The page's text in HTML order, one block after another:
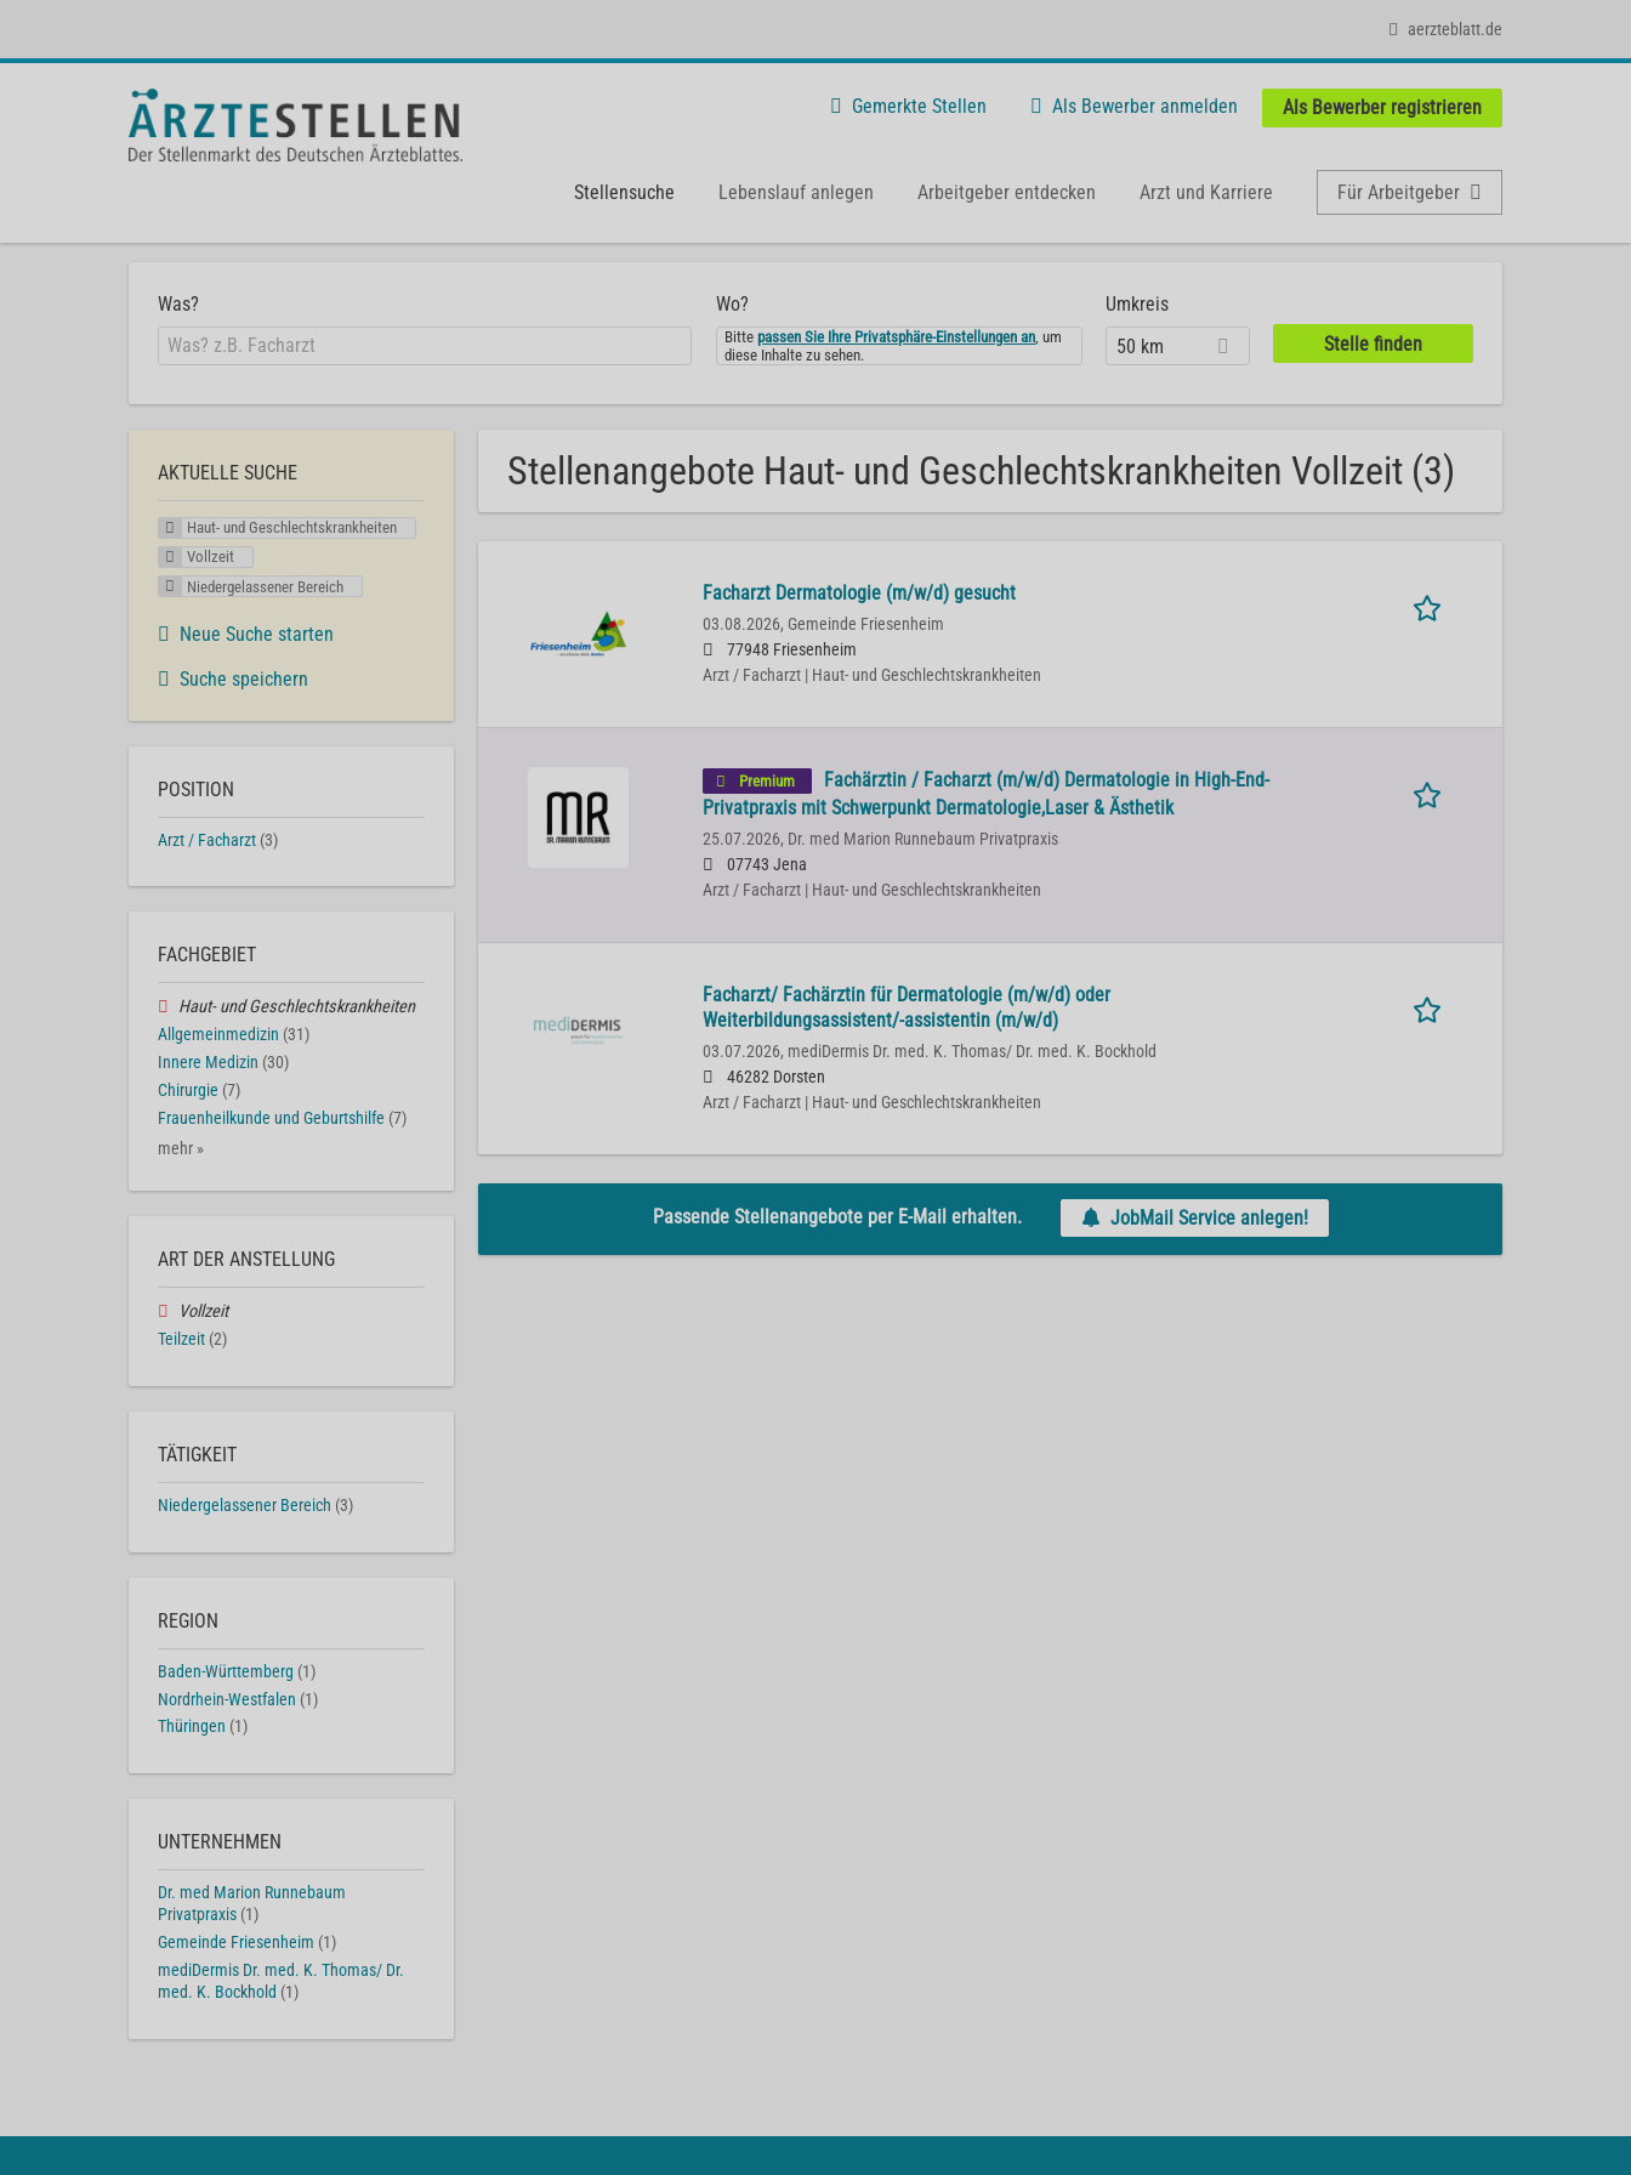
aerzteblatt.de
Gemerkte Stellen Als Bewerber anmelden Als Bewerber registrieren
Stellensuche Lebenslauf anlegen Arbeitgeber entdecken Arzt und Karriere Für Arbeitgeber
Was? Wo?
Bittepassen Sie Ihre Privatsphäre-Einstellungen an, um
diese Inhalte zu sehen.
Umkreis
50 km
Stellenangebote Haut- und Geschlechtskrankheiten Vollzeit (3)
Facharzt Dermatologie (m/w/d) gesucht
03.08.2026, Gemeinde Friesenheim
77948 Friesenheim
Arzt / Facharzt | Haut- und Geschlechtskrankheiten
Premium
Fachärztin / Facharzt (m/w/d) Dermatologie in High-End-
Privatpraxis mit Schwerpunkt Dermatologie,Laser & Ästhetik
25.07.2026, Dr. med Marion Runnebaum Privatpraxis
07743 Jena
Arzt / Facharzt | Haut- und Geschlechtskrankheiten
Facharzt/ Fachärztin für Dermatologie (m/w/d) oder
Weiterbildungsassistent/-assistentin (m/w/d)
03.07.2026, mediDermis Dr. med. K. Thomas/ Dr. med. K. Bockhold
46282 Dorsten
Arzt / Facharzt | Haut- und Geschlechtskrankheiten
Passende Stellenangebote per E-Mail erhalten. JobMail Service anlegen!
AKTUELLE SUCHE
Haut- und Geschlechtskrankheiten
Vollzeit
Niedergelassener Bereich
Neue Suche starten
Suche speichern
POSITION
Arzt / Facharzt (3)
FACHGEBIET
Haut- und Geschlechtskrankheiten
Allgemeinmedizin (31)
Innere Medizin (30)
Chirurgie (7)
Frauenheilkunde und Geburtshilfe (7)
mehr »
ART DER ANSTELLUNG
Vollzeit
Teilzeit (2)
TÄTIGKEIT
Niedergelassener Bereich (3)
REGION
Baden-Württemberg (1)
Nordrhein-Westfalen (1)
Thüringen (1)
UNTERNEHMEN
Dr. med Marion Runnebaum
Privatpraxis (1)
Gemeinde Friesenheim (1)
mediDermis Dr. med. K. Thomas/ Dr.
med. K. Bockhold (1)